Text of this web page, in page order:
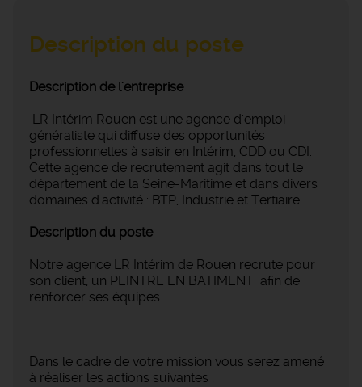
Description du poste
Description de l'entreprise
LR Intérim Rouen est une agence d'emploi
généraliste qui diffuse des opportunités
professionnelles à saisir en Intérim, CDD ou CDI.
Cette agence de recrutement agit dans tout le
département de la Seine-Maritime et dans divers
domaines d'activité : BTP, Industrie et Tertiaire.
Description du poste
Notre agence LR Intérim de Rouen recrute pour
son client, un PEINTRE EN BATIMENT afin de
renforcer ses équipes.
Dans le cadre de votre mission vous serez amené
à réaliser les actions suivantes :